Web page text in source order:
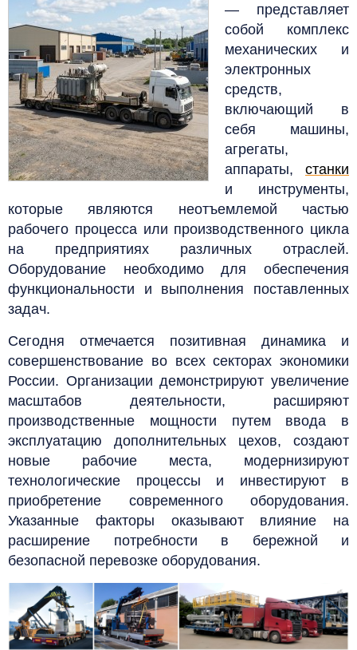
— представляет
собой комплекс
механических и
электронных
средств,
включающий в
себя машины,
агрегаты,
аппараты, станки
и инструменты,
которые являются неотъемлемой частью
рабочего процесса или производственного цикла
на предприятиях различных отраслей.
Оборудование необходимо для обеспечения
функциональности и выполнения поставленных
задач.
Сегодня отмечается позитивная динамика и
совершенствование во всех секторах экономики
России. Организации демонстрируют увеличение
масштабов деятельности, расширяют
производственные мощности путем ввода в
эксплуатацию дополнительных цехов, создают
новые рабочие места, модернизируют
технологические процессы и инвестируют в
приобретение современного оборудования.
Указанные факторы оказывают влияние на
расширение потребности в бережной и
безопасной перевозке оборудования.